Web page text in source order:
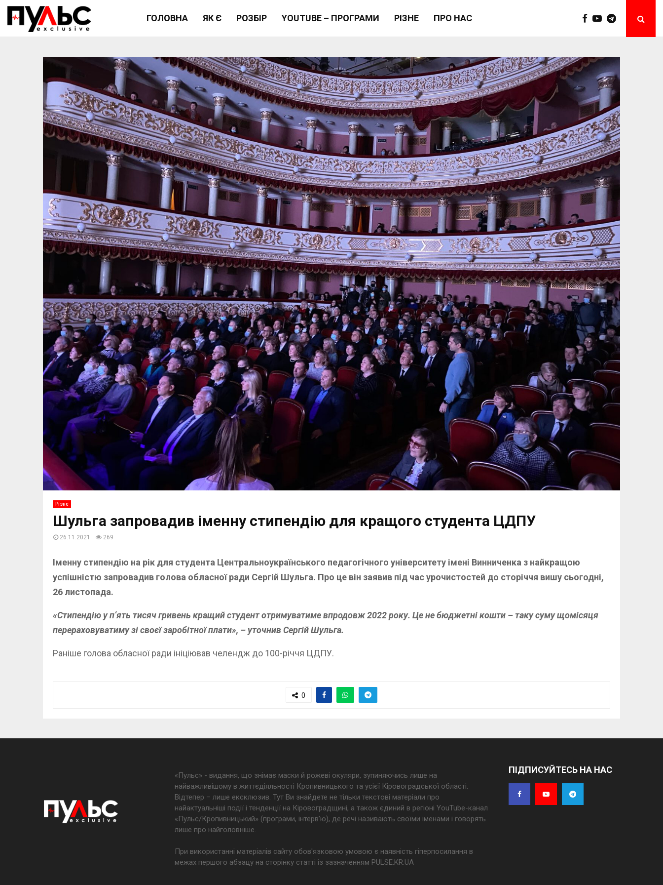
ГОЛОВНА ЯК Є РОЗБІР YOUTUBE – ПРОГРАМИ РІЗНЕ ПРО НАС
Різне
Шульга запровадив іменну стипендію для кращого студента ЦДПУ
26.11.2021 269
Іменну стипендію на рік для студента Центральноукраїнського педагогічного університету імені Винниченка з найкращою
успішністю запровадив голова обласної ради Сергій Шульга. Про це він заявив під час урочистостей до сторіччя вишу сьогодні,
26 листопада.
«Стипендію у п‘ять тисяч гривень кращий студент отримуватиме впродовж 2022 року. Це не бюджетні кошти – таку суму щомісяця
перераховуватиму зі своєї заробітної плати», – уточнив Сергій Шульга.
Раніше голова обласної ради ініціював челендж до 100-річчя ЦДПУ.
0
«Пульс» - видання, що знімає маски й рожеві окуляри, зупиняючись лише на
найважливішому в життєдіяльності Кропивницького та усієї Кіровоградської області.
Відтепер – лише ексклюзив. Тут Ви знайдете не тільки текстові матеріали про
найактуальніші події і тенденції на Кіровоградщині, а також єдиний в регіоні YouTube-канал
«Пульс/Кропивницький» (програми, інтерв’ю), де речі називають своїми іменами і говорять
лише про найголовніше.
При використанні матеріалів сайту обов'язковою умовою є наявність гіперпосилання в
межах першого абзацу на сторінку статті із зазначенням PULSE.KR.UA
ПІДПИСУЙТЕСЬ НА НАС